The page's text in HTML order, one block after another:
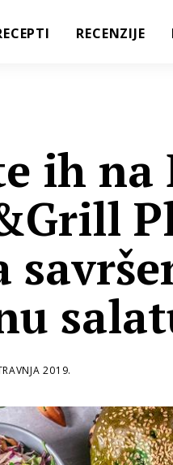
RECENZIJE
ih na
2019.